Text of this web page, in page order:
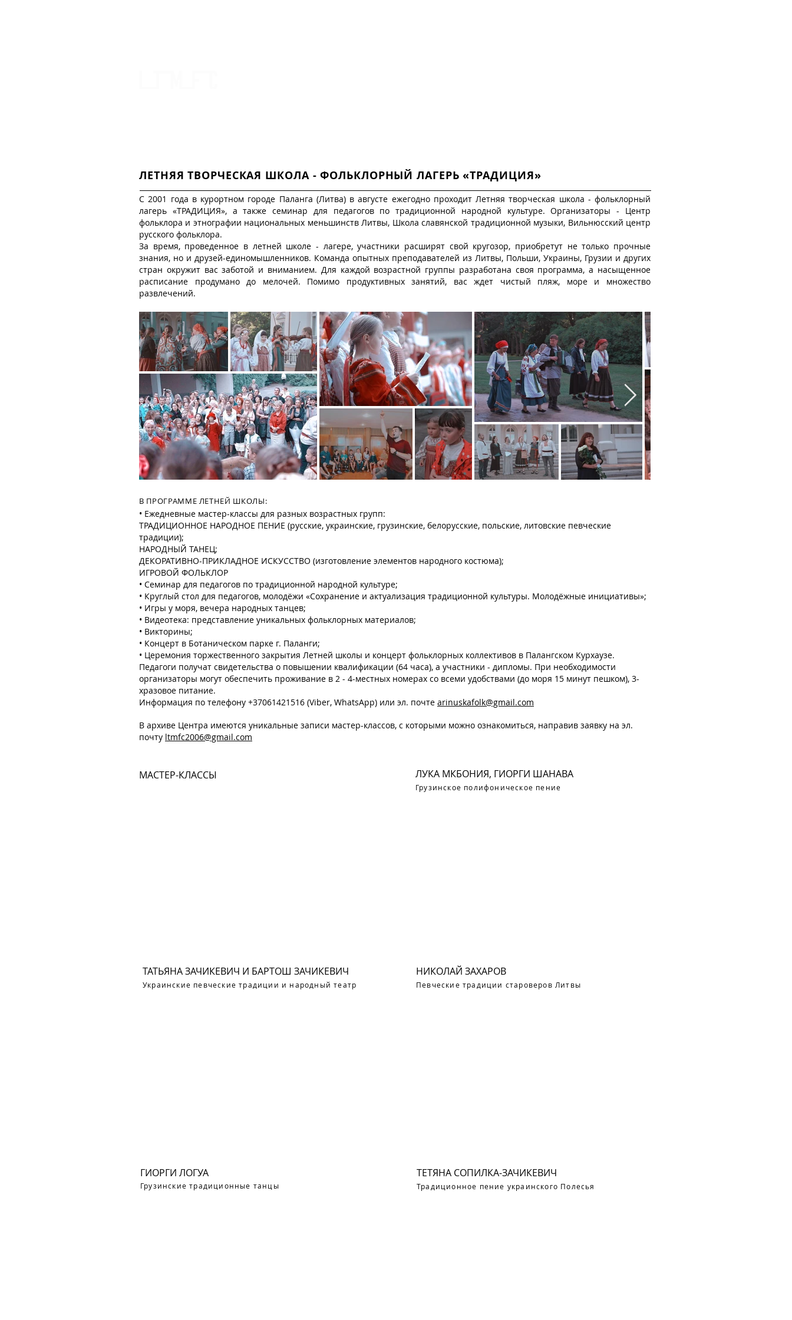
ЛЕТНЯЯ ТВОРЧЕСКАЯ ШКОЛА - ФОЛЬКЛОРНЫЙ ЛАГЕРЬ «ТРАДИЦИЯ»
С 2001 года в курортном городе Паланга (Литва) в августе ежегодно проходит Летняя творческая школа - фольклорный
лагерь «ТРАДИЦИЯ», а также семинар для педагогов по традиционной народной культуре. Организаторы - Центр
фольклора и этнографии национальных меньшинств Литвы, Школа славянской традиционной музыки, Вильнюсский центр
русского фольклора.
За время, проведенное в летней школе - лагере, участники расширят свой кругозор, приобретут не только прочные
знания, но и друзей-единомышленников. Команда опытных преподавателей из Литвы, Польши, Украины, Грузии и других
стран окружит вас заботой и вниманием. Для каждой возрастной группы разработана своя программа, а насыщенное
расписание продумано до мелочей. Помимо продуктивных занятий, вас ждет чистый пляж, море и множество
развлечений.
В ПРОГРАММЕ ЛЕТНЕЙ ШКОЛЫ:
• Ежедневные мастер-классы для разных возрастных групп:
ТРАДИЦИОННОЕ НАРОДНОЕ ПЕНИЕ (русские, украинские, грузинские, белорусские, польские, литовские певческие
традиции);
НАРОДНЫЙ ТАНЕЦ;
ДЕКОРАТИВНО-ПРИКЛАДНОЕ ИСКУССТВО (изготовление элементов народного костюма);
ИГРОВОЙ ФОЛЬКЛОР
• Семинар для педагогов по традиционной народной культуре;
• Круглый стол для педагогов, молодёжи «Сохранение и актуализация традиционной культуры. Молодёжные инициативы»;
• Игры у моря, вечера народных танцев;
• Видеотека: представление уникальных фольклорных материалов;
• Викторины;
• Концерт в Ботаническом парке г. Паланги;
• Церемония торжественного закрытия Летней школы и концерт фольклорных коллективов в Палангском Курхаузе.
Педагоги получат свидетельства о повышении квалификации (64 часа), а участники - дипломы. При необходимости
организаторы могут обеспечить проживание в 2 - 4-местных номерах со всеми удобствами (до моря 15 минут пешком), 3-
хразовое питание.
Информация по телефону +37061421516 (Viber, WhatsApp) или эл. почте arinuskafolk@gmail.com
В архиве Центра имеются уникальные записи мастер-классов, с которыми можно ознакомиться, направив заявку на эл.
почту ltmfc2006@gmail.com
МАСТЕР-КЛАССЫ
ТАТЬЯНА ЗАЧИКЕВИЧ И БАРТОШ ЗАЧИКЕВИЧ
Украинские певческие традиции и народный театр
ГИОРГИ ЛОГУА
Грузинские традиционные танцы
ЛУКА МКБОНИЯ, ГИОРГИ ШАНАВА
Грузинское полифоническое пение
НИКОЛАЙ ЗАХАРОВ
Певческие традиции староверов Литвы
ТЕТЯНА СОПИЛКА-ЗАЧИКЕВИЧ
Традиционное пение украинского Полесья